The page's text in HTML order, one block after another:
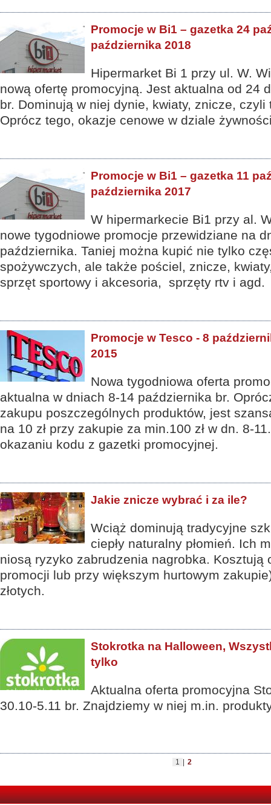
Promocje w Bi1 – gazetka 24
października 2018
Hipermarket Bi 1 przy ul. W.
nową ofertę promocyjną. Jest aktualna od 24
br. Dominują w niej dynie, kwiaty, znicze, czyli
Oprócz tego, okazje cenowe w dziale
Promocje w Bi1 – gazetka 11
października 2017
W hipermarkecie Bi1 przy al.
nowe tygodniowe promocje przewidziane na
października. Taniej można kupić nie tylko
spożywczych, ale także pościel, znicze,
sprzęt sportowy i akcesoria, sprzęty rtv i agd.
Promocje w Tesco - 8
2015
Nowa tygodniowa oferta
aktualna w dniach 8-14 października br.
zakupu poszczególnych produktów, jest
na 10 zł przy zakupie za min.100 zł w dn. 8-
okazaniu kodu z gazetki promocyjnej.
Jakie znicze wybrać i za ile?
Wciąż dominują tradycyjne
ciepły naturalny płomień. Ich
niosą ryzyko zabrudzenia nagrobka. Kosztują
promocji lub przy większym hurtowym
złotych.
Stokrotka na Halloween,
tylko
Aktualna oferta promocyjna
30.10-5.11 br. Znajdziemy w niej m.in.
1 2